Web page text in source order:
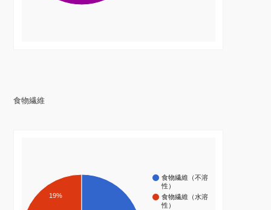
食物繊維
食物繊維（不溶
性）
食物繊維（水溶
性）
19%